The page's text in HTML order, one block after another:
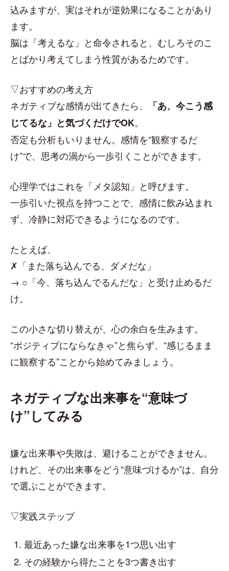
込みますが、実はそれが逆効果になることがあり
ます。
脳は「考えるな」と命令されると、むしろそのこ
とばかり考えてしまう性質があるためです。
▽おすすめの考え方
ネガティブな感情が出てきたら、
「あ、今こう感
じてるな」と気づくだけでOK。
否定も分析もいりません。感情を“観察するだ
け”で、思考の渦から一歩引くことができます。
心理学ではこれを「メタ認知」と呼びます。
一歩引いた視点を持つことで、感情に飲み込まれ
ず、冷静に対応できるようになるのです。
たとえば、
✗「また落ち込んでる、ダメだな」
→ ○「今、落ち込んでるんだな」と受け止めるだ
け。
この小さな切り替えが、心の余白を生みます。
“ポジティブにならなきゃ”と焦らず、“感じるまま
に観察する”ことから始めてみましょう。
ネガティブな出来事を“意味づ
け”してみる
嫌な出来事や失敗は、避けることができません。
けれど、その出来事をどう“意味づけるか”は、自分
で選ぶことができます。
▽実践ステップ
最近あった嫌な出来事を1つ思い出す
その経験から得たことを3つ書き出す